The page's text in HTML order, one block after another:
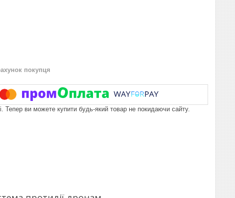
покупця
Тепер ви можете купити будь-який товар не покидаючи сайту.